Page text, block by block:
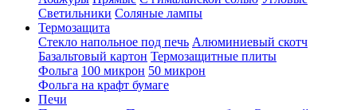
Светильники Соляные лампы
Термозащита
Стекло напольное под печь Алюминиевый скотч
Базальтовый картон Термозащитные плиты
Фольга 100 микрон 50 микрон
Фольга на крафт бумаге
Печи